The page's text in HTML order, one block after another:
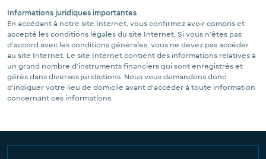
Informations juridiques importantes
En accédant à notre site Internet, vous confirmez avoir compris et
accepté les conditions légales du site Internet. Si vous n’êtes pas
d’accord avec les conditions générales, vous ne devez pas accéder
au site Internet. Le site Internet contient des informations relatives à
un grand nombre d’instruments financiers qui sont enregistrés et
gérés dans diverses juridictions. Nous vous demandons donc
d’indiquer votre lieu de domicile avant d’accéder à toute information
concernant ces informations.